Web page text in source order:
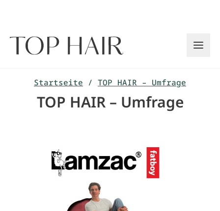
Startseite / TOP HAIR – Umfrage
TOP HAIR – Umfrage